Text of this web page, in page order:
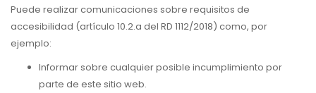
Puede realizar comunicaciones sobre requisitos de
accesibilidad (artículo 10.2.a del RD 1112/2018) como, por
ejemplo:
Informar sobre cualquier posible incumplimiento por
parte de este sitio web.